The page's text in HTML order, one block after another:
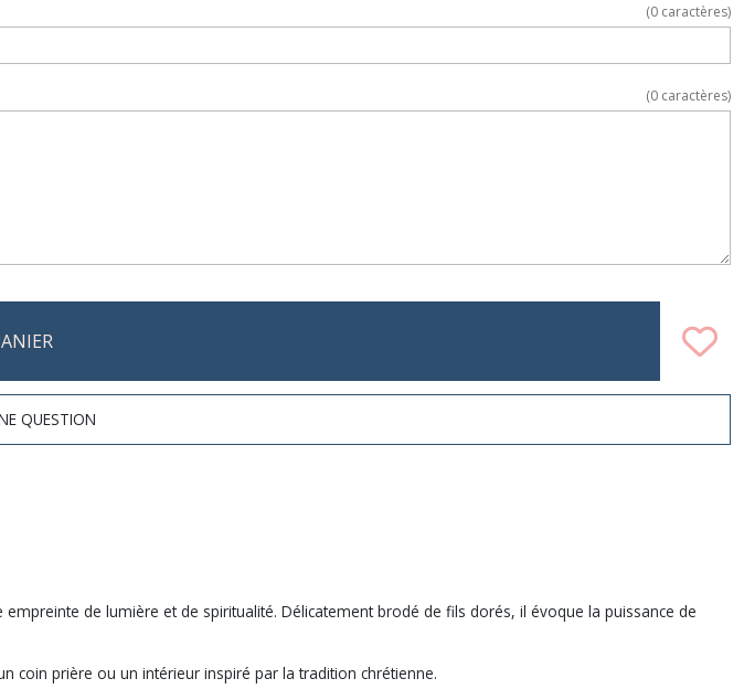
(0 caractères)
(0 caractères)
QUESTION
empreinte de lumière et de spiritualité. Délicatement brodé de fils dorés, il évoque la puissance de
coin prière ou un intérieur inspiré par la tradition chrétienne.